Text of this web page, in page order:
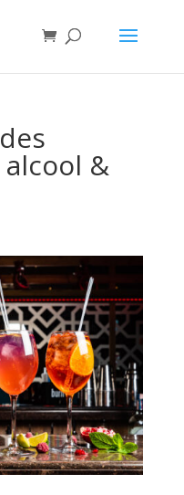
&